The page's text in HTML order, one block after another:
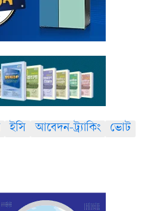
ইসি আবেদন-ট্র্যাকিং
ভোট